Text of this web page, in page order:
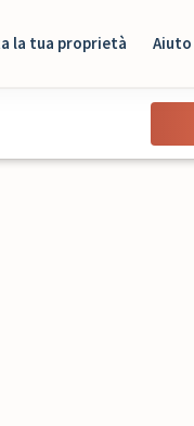
la tua proprietà Aiuto